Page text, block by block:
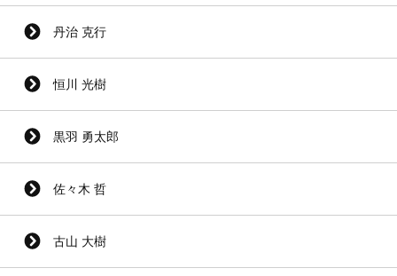
丹治 克行
恒川 光樹
黒羽 勇太郎
佐々木 哲
古山 大樹